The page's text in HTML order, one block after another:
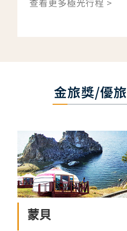
查看更多極光行程 >
金旅獎/優
蒙貝